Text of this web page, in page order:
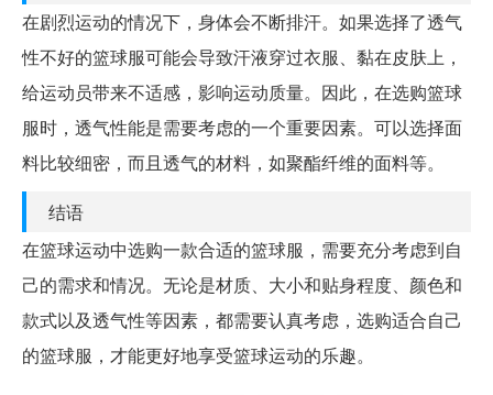
在剧烈运动的情况下，身体会不断排汗。如果选择了透气
性不好的篮球服可能会导致汗液穿过衣服、黏在皮肤上，
给运动员带来不适感，影响运动质量。因此，在选购篮球
服时，透气性能是需要考虑的一个重要因素。可以选择面
料比较细密，而且透气的材料，如聚酯纤维的面料等。
结语
在篮球运动中选购一款合适的篮球服，需要充分考虑到自
己的需求和情况。无论是材质、大小和贴身程度、颜色和
款式以及透气性等因素，都需要认真考虑，选购适合自己
的篮球服，才能更好地享受篮球运动的乐趣。